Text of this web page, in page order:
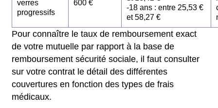
verres
progressifs
600 €
-18 ans : entre 25,53 €
et 58,27 €
Pour connaître le taux de remboursement exact
de votre mutuelle par rapport à la base de
remboursement sécurité sociale, il faut consulter
sur votre contrat le détail des différentes
couvertures en fonction des types de frais
médicaux.